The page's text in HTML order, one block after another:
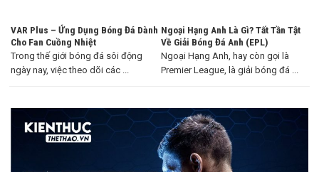
VAR Plus – Ứng Dụng Bóng Đá Dành
Cho Fan Cuồng Nhiệt
Trong thế giới bóng đá sôi động
ngày nay, việc theo dõi các ...
Ngoại Hạng Anh Là Gì? Tất Tần Tật
Về Giải Bóng Đá Anh (EPL)
Ngoại Hạng Anh, hay còn gọi là
Premier League, là giải bóng đá ...